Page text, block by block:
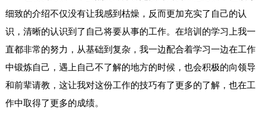
细致的介绍不仅没有让我感到枯燥，反而更加充实了自己的认
识，清晰的认识到了自己将要从事的工作。在培训的学习上我一
直都非常的努力，从基础到复杂，我一边配合着学习一边在工作
中锻炼自己，遇上自己不了解的地方的时候，也会积极的向领导
和前辈请教，这让我对这份工作的技巧有了更多的了解，也在工
作中取得了更多的成绩。